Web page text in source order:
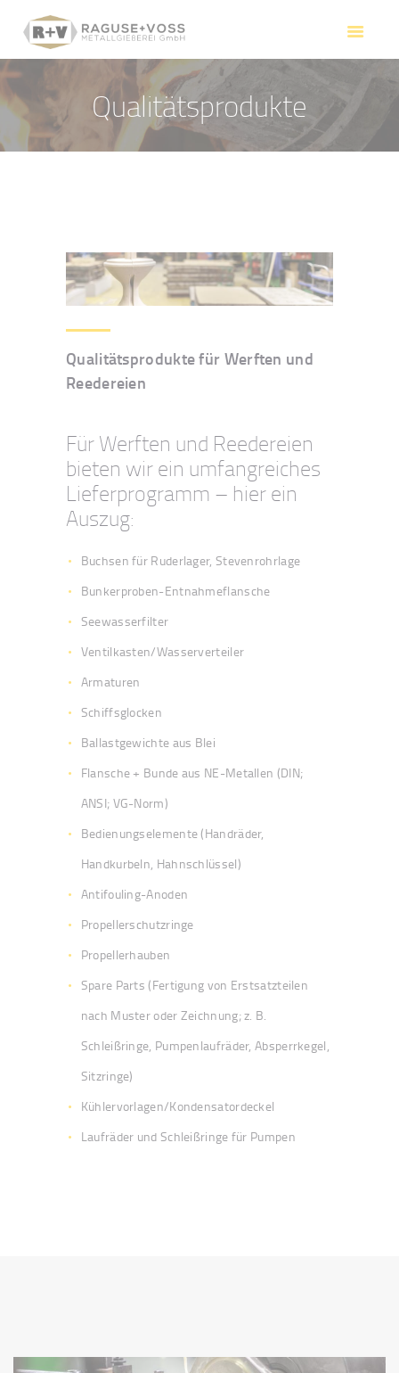
Qualitätsprodukte
LEISTUNGEN
QUALITÄTSPRODUKTE
KONTAKT
Qualitätsprodukte für Werften und
Reedereien
Für Werften und Reedereien
bieten wir ein umfangreiches
Lieferprogramm – hier ein
Auszug:
Buchsen für Ruderlager, Stevenrohrlage
Bunkerproben-Entnahmeflansche
Seewasserfilter
Ventilkasten/Wasserverteiler
Armaturen
Schiffsglocken
Ballastgewichte aus Blei
Flansche + Bunde aus NE-Metallen (DIN;
ANSI; VG-Norm)
Bedienungselemente (Handräder,
Handkurbeln, Hahnschlüssel)
Antifouling-Anoden
Propellerschutzringe
Propellerhauben
Spare Parts (Fertigung von Erstsatzteilen
nach Muster oder Zeichnung; z. B.
Schleißringe, Pumpenlaufräder, Absperrkegel,
Sitzringe)
Kühlervorlagen/Kondensatordeckel
Laufräder und Schleißringe für Pumpen